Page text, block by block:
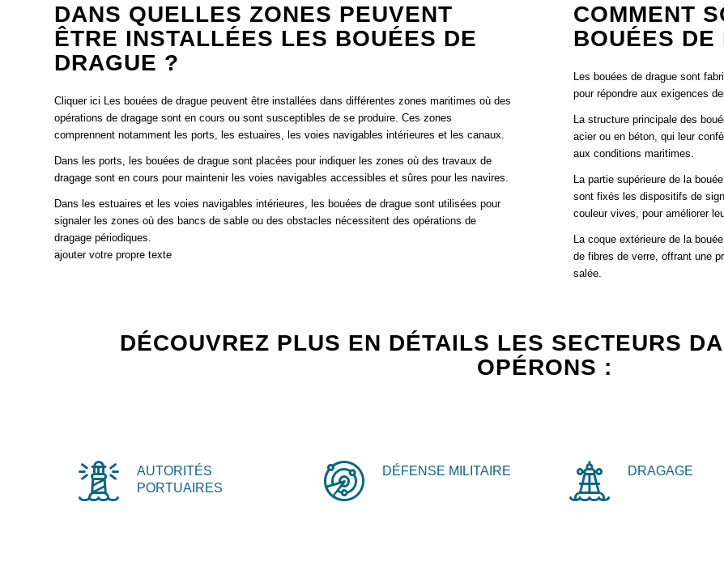
DANS QUELLES ZONES PEUVENT
ÊTRE INSTALLÉES LES BOUÉES DE
DRAGUE ?
Cliquer ici Les bouées de drague peuvent être installées dans différentes zones maritimes où des
opérations de dragage sont en cours ou sont susceptibles de se produire. Ces zones
comprennent notamment les ports, les estuaires, les voies navigables intérieures et les canaux.
Dans les ports, les bouées de drague sont placées pour indiquer les zones où des travaux de
dragage sont en cours pour maintenir les voies navigables accessibles et sûres pour les navires.
Dans les estuaires et les voies navigables intérieures, les bouées de drague sont utilisées pour
signaler les zones où des bancs de sable ou des obstacles nécessitent des opérations de
dragage périodiques.
ajouter votre propre texte
COMMENT
BOUÉES DE
Les bouées de drague sont
pour répondre aux exigences
La structure principale des
acier ou en béton, qui leur
aux conditions maritimes.
La partie supérieure de la
sont fixés les dispositifs de
couleur vives, pour améliorer
La coque extérieure de la
de fibres de verre, offrant une
salée.
DÉCOUVREZ PLUS EN DÉTAILS LES SECTEURS
OPÉRONS :
AUTORITÉS
PORTUAIRES
DÉFENSE MILITAIRE DRAGAGE